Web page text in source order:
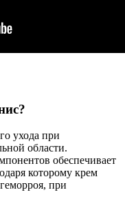
ухода при
области.
обеспечивает
которому крем
при